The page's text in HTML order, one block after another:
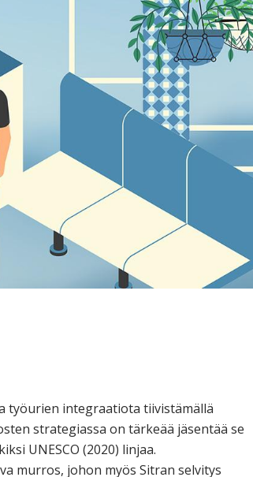
työurien integraatiota tiivistämällä
strategiassa on tärkeää jäsentää se
UNESCO (2020) linjaa.
murros, johon myös Sitran selvitys